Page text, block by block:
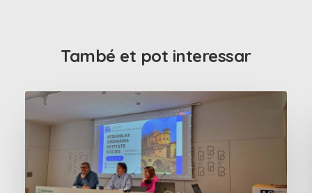
També et pot interessar